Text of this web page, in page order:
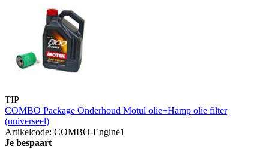
TIP
COMBO Package Onderhoud Motul olie+Hamp olie filter
(universeel)
Artikelcode: COMBO-Engine1
Je bespaart